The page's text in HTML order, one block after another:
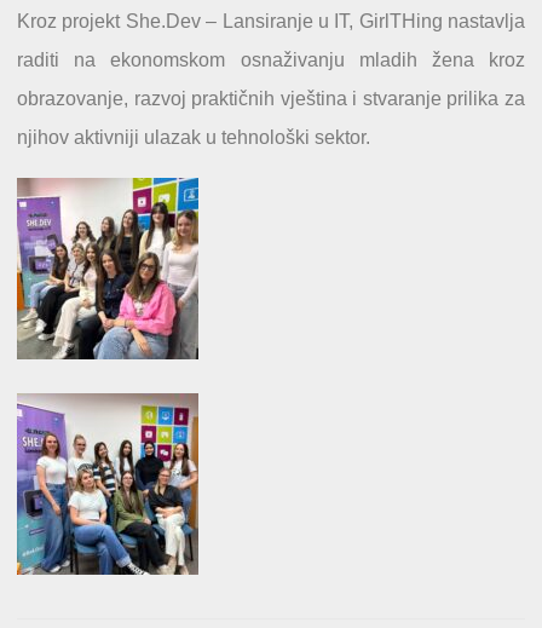
Kroz projekt She.Dev – Lansiranje u IT, GirlTHing nastavlja
raditi na ekonomskom osnaživanju mladih žena kroz
obrazovanje, razvoj praktičnih vještina i stvaranje prilika za
njihov aktivniji ulazak u tehnološki sektor.